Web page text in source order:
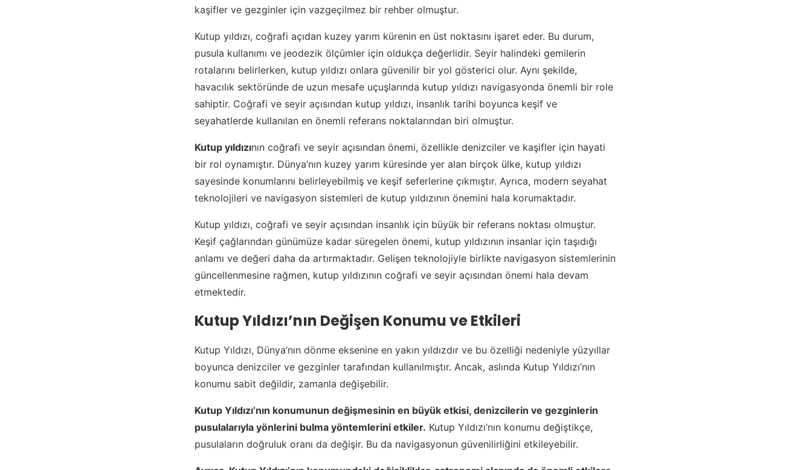
kaşifler ve gezginler için vazgeçilmez bir rehber olmuştur.
Kutup yıldızı, coğrafi açıdan kuzey yarım kürenin en üst noktasını işaret eder. Bu durum,
pusula kullanımı ve jeodezik ölçümler için oldukça değerlidir. Seyir halindeki gemilerin
rotalarını belirlerken, kutup yıldızı onlara güvenilir bir yol gösterici olur. Aynı şekilde,
havacılık sektöründe de uzun mesafe uçuşlarında kutup yıldızı navigasyonda önemli bir role
sahiptir. Coğrafi ve seyir açısından kutup yıldızı, insanlık tarihi boyunca keşif ve
seyahatlerde kullanılan en önemli referans noktalarından biri olmuştur.
Kutup yıldızının coğrafi ve seyir açısından önemi, özellikle denizciler ve kaşifler için hayati
bir rol oynamıştır. Dünya’nın kuzey yarım küresinde yer alan birçok ülke, kutup yıldızı
sayesinde konumlarını belirleyebilmiş ve keşif seferlerine çıkmıştır. Ayrıca, modern seyahat
teknolojileri ve navigasyon sistemleri de kutup yıldızının önemini hala korumaktadır.
Kutup yıldızı, coğrafi ve seyir açısından insanlık için büyük bir referans noktası olmuştur.
Keşif çağlarından günümüze kadar süregelen önemi, kutup yıldızının insanlar için taşıdığı
anlamı ve değeri daha da artırmaktadır. Gelişen teknolojiyle birlikte navigasyon sistemlerinin
güncellenmesine rağmen, kutup yıldızının coğrafi ve seyir açısından önemi hala devam
etmektedir.
Kutup Yıldızı’nın Değişen Konumu ve Etkileri
Kutup Yıldızı, Dünya’nın dönme eksenine en yakın yıldızdır ve bu özelliği nedeniyle yüzyıllar
boyunca denizciler ve gezginler tarafından kullanılmıştır. Ancak, aslında Kutup Yıldızı’nın
konumu sabit değildir, zamanla değişebilir.
Kutup Yıldızı’nın konumunun değişmesinin en büyük etkisi, denizcilerin ve gezginlerin
pusulalarıyla yönlerini bulma yöntemlerini etkiler. Kutup Yıldızı’nın konumu değiştikçe,
pusulaların doğruluk oranı da değişir. Bu da navigasyonun güvenilirliğini etkileyebilir.